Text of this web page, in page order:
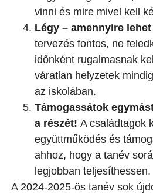
vinni és mire mivel kell
Légy – amennyire
tervezés fontos, ne
időnként rugalmasnak
váratlan helyzetek
az iskolában.
Támogassátok
a részét! A családtagok
együttműködés és
ahhoz, hogy a tanév
legjobban teljesíthessen.
A 2024-2025-ös tanév sok